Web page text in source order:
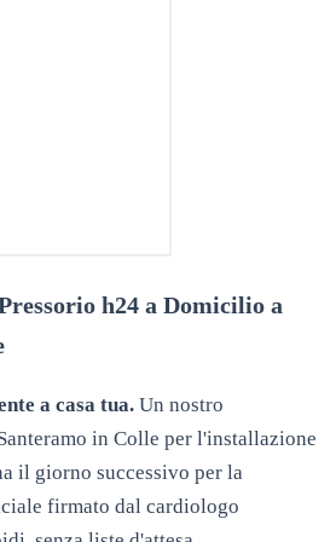
h24 a Domicilio a
a casa tua. Un nostro
in Colle per l'installazione
il giorno successivo per la
firmato dal cardiologo